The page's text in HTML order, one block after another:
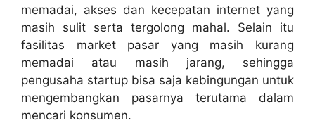
memadai, akses dan kecepatan internet yang
masih sulit serta tergolong mahal. Selain itu
fasilitas market pasar yang masih kurang
memadai atau masih jarang, sehingga
pengusaha startup bisa saja kebingungan untuk
mengembangkan pasarnya terutama dalam
mencari konsumen.